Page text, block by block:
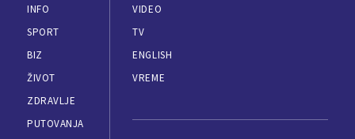
INFO
SPORT
BIZ
ŽIVOT
ZDRAVLJE
PUTOVANJA
VIDEO
TV
ENGLISH
VREME